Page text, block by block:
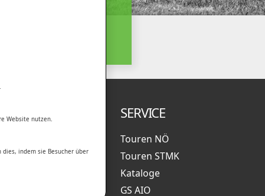
Website nutzen.
indem sie Besucher über
UNTERNEHMEN
Organisation
SERVICE
Touren NÖ
Touren STMK
Kataloge
GS AIO